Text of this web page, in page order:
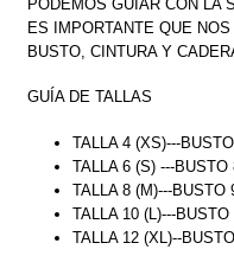
PODEMOS GUIAR CON LA
ES IMPORTANTE QUE
BUSTO, CINTURA Y
GUÍA DE TALLAS
TALLA 4 (XS)---
TALLA 6 (S) ---
TALLA 8 (M)---BUSTO
TALLA 10 (L)---
TALLA 12 (XL)--